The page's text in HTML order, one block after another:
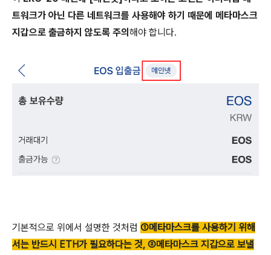
트워크가 아닌 다른 네트워크를 사용해야 하기 때문에 메타마스크
지갑으로 출금하지 않도록 주의 해야 합니다.
기본적으로 위에서 설명한 것처럼 ①메타마스크를 사용하기 위해
서는 반드시 ETH가 필요하다는 것, ②메타마스크 지갑으로 보낼